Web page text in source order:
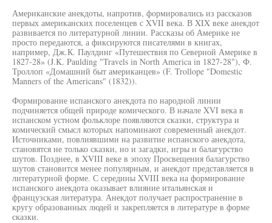
Американские анекдоты, напротив, формировались из рассказов
первых американских поселенцев с XVII века. В XIX веке анекдот
развивается по литературной линии. Рассказы об Америке не
просто передаются, а фиксируются писателями в книгах,
например, Дж.К. Паулдинг «Путешествия по Северной Америке в
1827-28» (J.K. Paulding "Travels in North America in 1827-28"), Ф.
Троллоп «Домашний быт американцев» (F. Trollope "Domestic
Manners of the Americans" (1832)).
Формирование испанского анекдота по народной линии
подчиняется общей природе комического. В начале XVI века в
испанском устном фольклоре появляются сказки, структура и
комический смысл которых напоминают современный анекдот.
Источниками, повлиявшими на развитие испанского анекдота,
становятся не только сказки, но и загадки, игры и балагурство
шутов. Позднее, в XVIII веке в эпоху Просвещения балагурство
шутов становится менее популярным, и анекдот представляется в
литературной форме. С середины XVIII века на формирование
испанского анекдота оказывает влияние итальянская и
французская литература. Анекдот получает распространение в
кругу образованных людей и закрепляется в литературе в форме
сказки.